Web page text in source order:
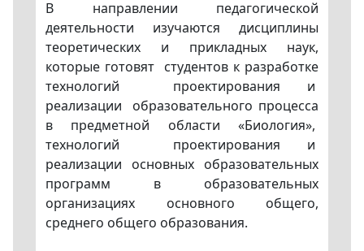
В направлении педагогической
деятельности изучаются дисциплины
теоретических и прикладных наук,
которые готовят студентов к разработке
технологий проектирования и
реализации образовательного процесса
в предметной области «Биология»,
технологий проектирования и
реализации основных образовательных
программ в образовательных
организациях основного общего,
среднего общего образования.